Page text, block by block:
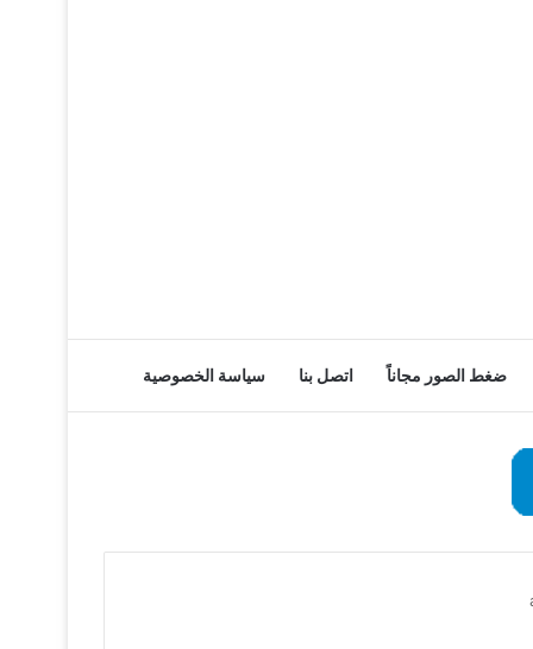
ضغط الصور مجاناً اتصل بنا سياسة الخصوصية